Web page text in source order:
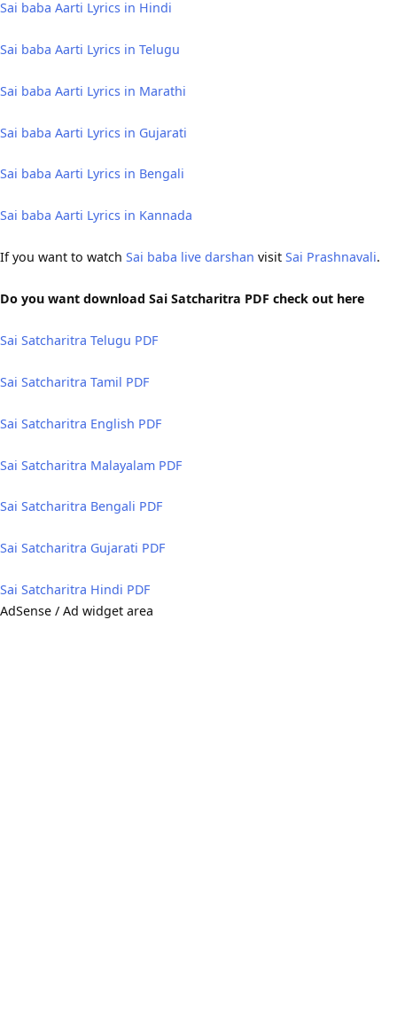
Sai baba Aarti Lyrics in Hindi
Sai baba Aarti Lyrics in Telugu
Sai baba Aarti Lyrics in Marathi
Sai baba Aarti Lyrics in Gujarati
Sai baba Aarti Lyrics in Bengali
Sai baba Aarti Lyrics in Kannada
If you want to watch Sai baba live darshan visit Sai Prashnavali.
Do you want download Sai Satcharitra PDF check out here
Sai Satcharitra Telugu PDF
Sai Satcharitra Tamil PDF
Sai Satcharitra English PDF
Sai Satcharitra Malayalam PDF
Sai Satcharitra Bengali PDF
Sai Satcharitra Gujarati PDF
Sai Satcharitra Hindi PDF
AdSense / Ad widget area